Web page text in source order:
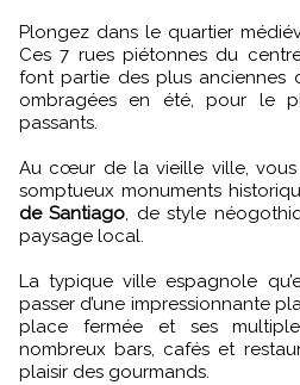
Plongez dans le quartier
Ces 7 rues piétonnes du
font partie des plus anciennes
ombragées en été, pour le
passants.
Au cœur de la vieille ville,
somptueux monuments
de Santiago, de style
paysage local.
La typique ville espagnole
passer d’une impressionnante
place fermée et ses
nombreux bars, cafés et
plaisir des gourmands.